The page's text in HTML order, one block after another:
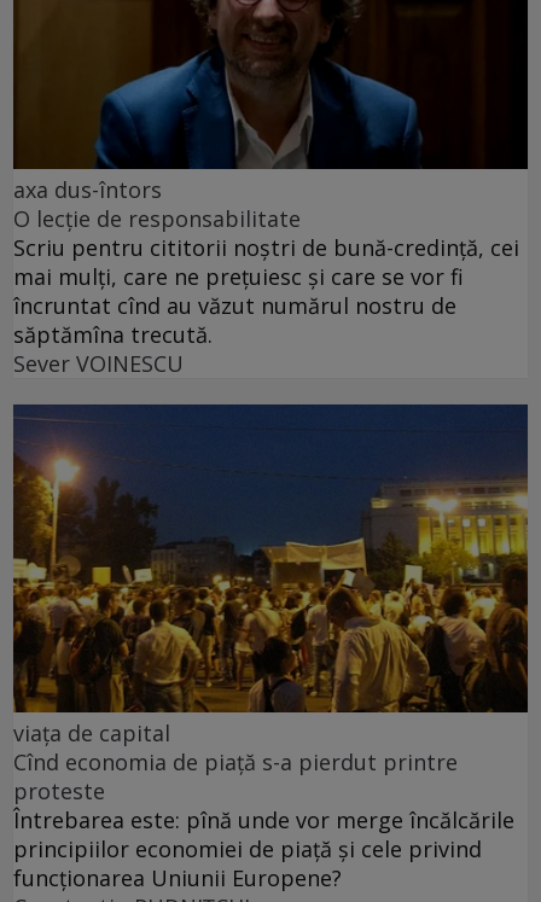
axa dus-întors
O lecție de responsabilitate
Scriu pentru cititorii noștri de bună-credință, cei
mai mulți, care ne prețuiesc și care se vor fi
încruntat cînd au văzut numărul nostru de
săptămîna trecută.
Sever VOINESCU
viața de capital
Cînd economia de piață s-a pierdut printre
proteste
Întrebarea este: pînă unde vor merge încălcările
principiilor economiei de piață și cele privind
funcționarea Uniunii Europene?